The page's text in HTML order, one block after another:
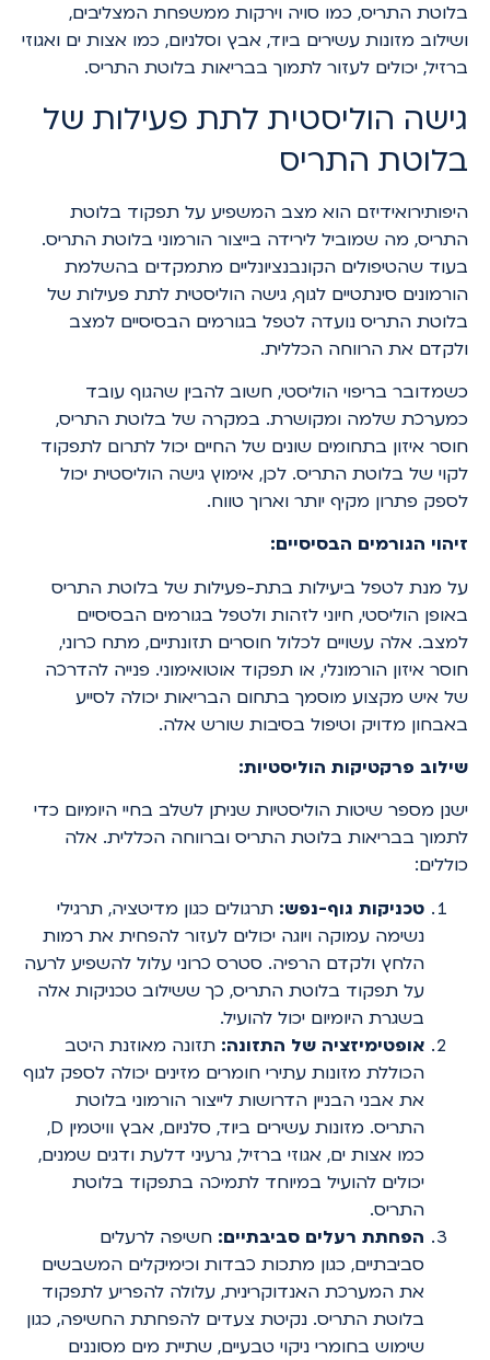
בלוטת התריס, כמו סויה וירקות ממשפחת המצליבים,
ושילוב מזונות עשירים ביוד, אבץ וסלניום, כמו אצות ים ואגוזי
ברזיל, יכולים לעזור לתמוך בבריאות בלוטת התריס.
גישה הוליסטית לתת פעילות של
בלוטת התריס
היפותירואידיזם הוא מצב המשפיע על תפקוד בלוטת
התריס, מה שמוביל לירידה בייצור הורמוני בלוטת התריס.
בעוד שהטיפולים הקונבנציונליים מתמקדים בהשלמת
הורמונים סינתטיים לגוף, גישה הוליסטית לתת פעילות של
בלוטת התריס נועדה לטפל בגורמים הבסיסיים למצב
ולקדם את הרווחה הכללית.
כשמדובר בריפוי הוליסטי, חשוב להבין שהגוף עובד
כמערכת שלמה ומקושרת. במקרה של בלוטת התריס,
חוסר איזון בתחומים שונים של החיים יכול לתרום לתפקוד
לקוי של בלוטת התריס. לכן, אימוץ גישה הוליסטית יכול
לספק פתרון מקיף יותר וארוך טווח.
זיהוי הגורמים הבסיסיים:
על מנת לטפל ביעילות בתת-פעילות של בלוטת התריס
באופן הוליסטי, חיוני לזהות ולטפל בגורמים הבסיסיים
למצב. אלה עשויים לכלול חוסרים תזונתיים, מתח כרוני,
חוסר איזון הורמונלי, או תפקוד אוטואימוני. פנייה להדרכה
של איש מקצוע מוסמך בתחום הבריאות יכולה לסייע
באבחון מדויק וטיפול בסיבות שורש אלה.
שילוב פרקטיקות הוליסטיות:
ישנן מספר שיטות הוליסטיות שניתן לשלב בחיי היומיום כדי
לתמוך בבריאות בלוטת התריס וברווחה הכללית. אלה
כוללים:
טכניקות גוף-נפש: תרגולים כגון מדיטציה, תרגילי
נשימה עמוקה ויוגה יכולים לעזור להפחית את רמות
הלחץ ולקדם הרפיה. סטרס כרוני עלול להשפיע לרעה
על תפקוד בלוטת התריס, כך ששילוב טכניקות אלה
בשגרת היומיום יכול להועיל.
אופטימיזציה של התזונה: תזונה מאוזנת היטב
הכוללת מזונות עתירי חומרים מזינים יכולה לספק לגוף
את אבני הבניין הדרושות לייצור הורמוני בלוטת
התריס. מזונות עשירים ביוד, סלניום, אבץ וויטמין D,
כמו אצות ים, אגוזי ברזיל, גרעיני דלעת ודגים שמנים,
יכולים להועיל במיוחד לתמיכה בתפקוד בלוטת
התריס.
הפחתת רעלים סביבתיים: חשיפה לרעלים
סביבתיים, כגון מתכות כבדות וכימיקלים המשבשים
את המערכת האנדוקרינית, עלולה להפריע לתפקוד
בלוטת התריס. נקיטת צעדים להפחתת החשיפה, כגון
שימוש בחומרי ניקוי טבעיים, שתיית מים מסוננים